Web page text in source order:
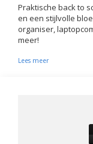
Praktische back to
en een stijlvolle
organiser,
meer!
Lees meer